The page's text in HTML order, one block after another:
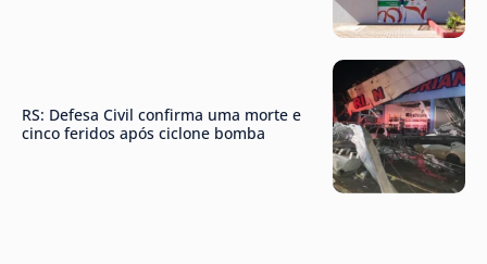
RS: Defesa Civil confirma uma morte e
cinco feridos após ciclone bomba